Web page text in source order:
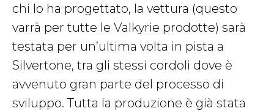
chi lo ha progettato, la vettura (questo
varrà per tutte le Valkyrie prodotte) sarà
testata per un’ultima volta in pista a
Silvertone, tra gli stessi cordoli dove è
avvenuto gran parte del processo di
sviluppo. Tutta la produzione è già stata